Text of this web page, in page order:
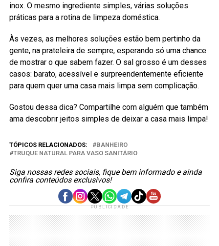
inox. O mesmo ingrediente simples, várias soluções
práticas para a rotina de limpeza doméstica.
Às vezes, as melhores soluções estão bem pertinho da
gente, na prateleira de sempre, esperando só uma chance
de mostrar o que sabem fazer. O sal grosso é um desses
casos: barato, acessível e surpreendentemente eficiente
para quem quer uma casa mais limpa sem complicação.
Gostou dessa dica? Compartilhe com alguém que também
ama descobrir jeitos simples de deixar a casa mais limpa!
TÓPICOS RELACIONADOS:
BANHEIRO
TRUQUE NATURAL PARA VASO SANITÁRIO
Siga nossas redes sociais, fique bem informado e ainda
confira conteúdos exclusivos!
PUBLICIDADE